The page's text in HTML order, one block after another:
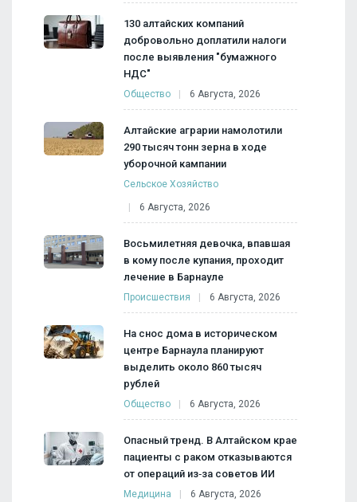
130 алтайских компаний
добровольно доплатили налоги
после выявления "бумажного
НДС"
Общество 6 Августа, 2026
Алтайские аграрии намолотили
290 тысяч тонн зерна в ходе
уборочной кампании
Сельское Хозяйство
6 Августа, 2026
Восьмилетняя девочка, впавшая
в кому после купания, проходит
лечение в Барнауле
Происшествия 6 Августа, 2026
На снос дома в историческом
центре Барнаула планируют
выделить около 860 тысяч
рублей
Общество 6 Августа, 2026
Опасный тренд. В Алтайском крае
пациенты с раком отказываются
от операций из‑за советов ИИ
Медицина 6 Августа, 2026